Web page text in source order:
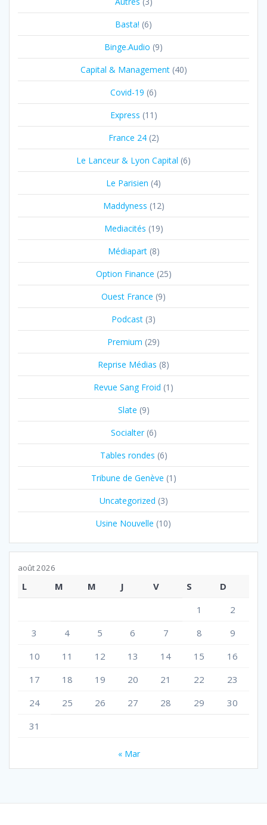
Basta! (6)
Binge.Audio (9)
Capital & Management(40)
Covid-19 (6)
Express (11)
France 24(2)
Le Lanceur & Lyon Capital (6)
Le Parisien (4)
Maddyness (12)
Mediacités (19)
Médiapart(8)
Option Finance (25)
Ouest France (9)
Podcast (3)
Premium (29)
Reprise Médias (8)
Revue Sang Froid (1)
Slate (9)
Socialter(6)
Tables rondes (6)
Tribune de Genève (1)
Uncategorized (3)
Usine Nouvelle (10)
août 2026
L M M J V S
D
1
2
3
4 5 6 7 8
9
10
11 12 13 14 15
16
17
18 19 20 21 22
23
24
25 26 27 28 29
30
31
« Mar